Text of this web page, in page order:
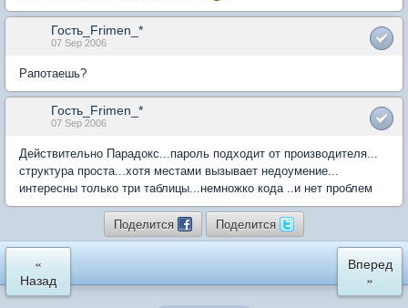
Гость_Frimen_*
07 Sep 2006
Рапотаешь?
Гость_Frimen_*
07 Sep 2006
Действительно Парадокс...пароль подходит от производителя...
структура проста...хотя местами вызывает недоумение...
интересны только три таблицы...немножко кода ..и нет проблем
Поделится Поделится
«
Назад
Вперед
»